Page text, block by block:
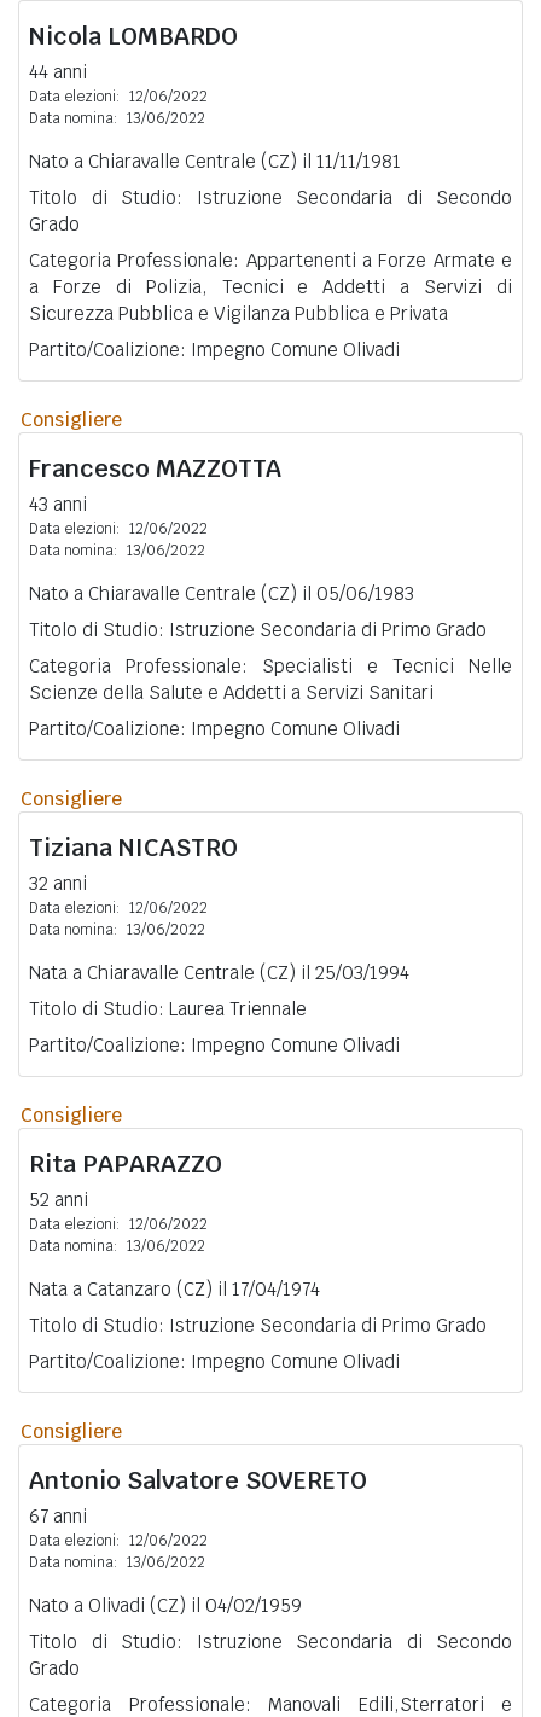
Nicola LOMBARDO
44 anni
Data elezioni: 12/06/2022
Data nomina: 13/06/2022
Nato a Chiaravalle Centrale (CZ) il 11/11/1981
Titolo di Studio: Istruzione Secondaria di Secondo
Grado
Categoria Professionale: Appartenenti a Forze Armate e
a Forze di Polizia, Tecnici e Addetti a Servizi di
Sicurezza Pubblica e Vigilanza Pubblica e Privata
Partito/Coalizione: Impegno Comune Olivadi
Consigliere
Francesco MAZZOTTA
43 anni
Data elezioni: 12/06/2022
Data nomina: 13/06/2022
Nato a Chiaravalle Centrale (CZ) il 05/06/1983
Titolo di Studio: Istruzione Secondaria di Primo Grado
Categoria Professionale: Specialisti e Tecnici Nelle
Scienze della Salute e Addetti a Servizi Sanitari
Partito/Coalizione: Impegno Comune Olivadi
Consigliere
Tiziana NICASTRO
32 anni
Data elezioni: 12/06/2022
Data nomina: 13/06/2022
Nata a Chiaravalle Centrale (CZ) il 25/03/1994
Titolo di Studio: Laurea Triennale
Partito/Coalizione: Impegno Comune Olivadi
Consigliere
Rita PAPARAZZO
52 anni
Data elezioni: 12/06/2022
Data nomina: 13/06/2022
Nata a Catanzaro (CZ) il 17/04/1974
Titolo di Studio: Istruzione Secondaria di Primo Grado
Partito/Coalizione: Impegno Comune Olivadi
Consigliere
Antonio Salvatore SOVERETO
67 anni
Data elezioni: 12/06/2022
Data nomina: 13/06/2022
Nato a Olivadi (CZ) il 04/02/1959
Titolo di Studio: Istruzione Secondaria di Secondo
Grado
Categoria Professionale: Manovali Edili,Sterratori e